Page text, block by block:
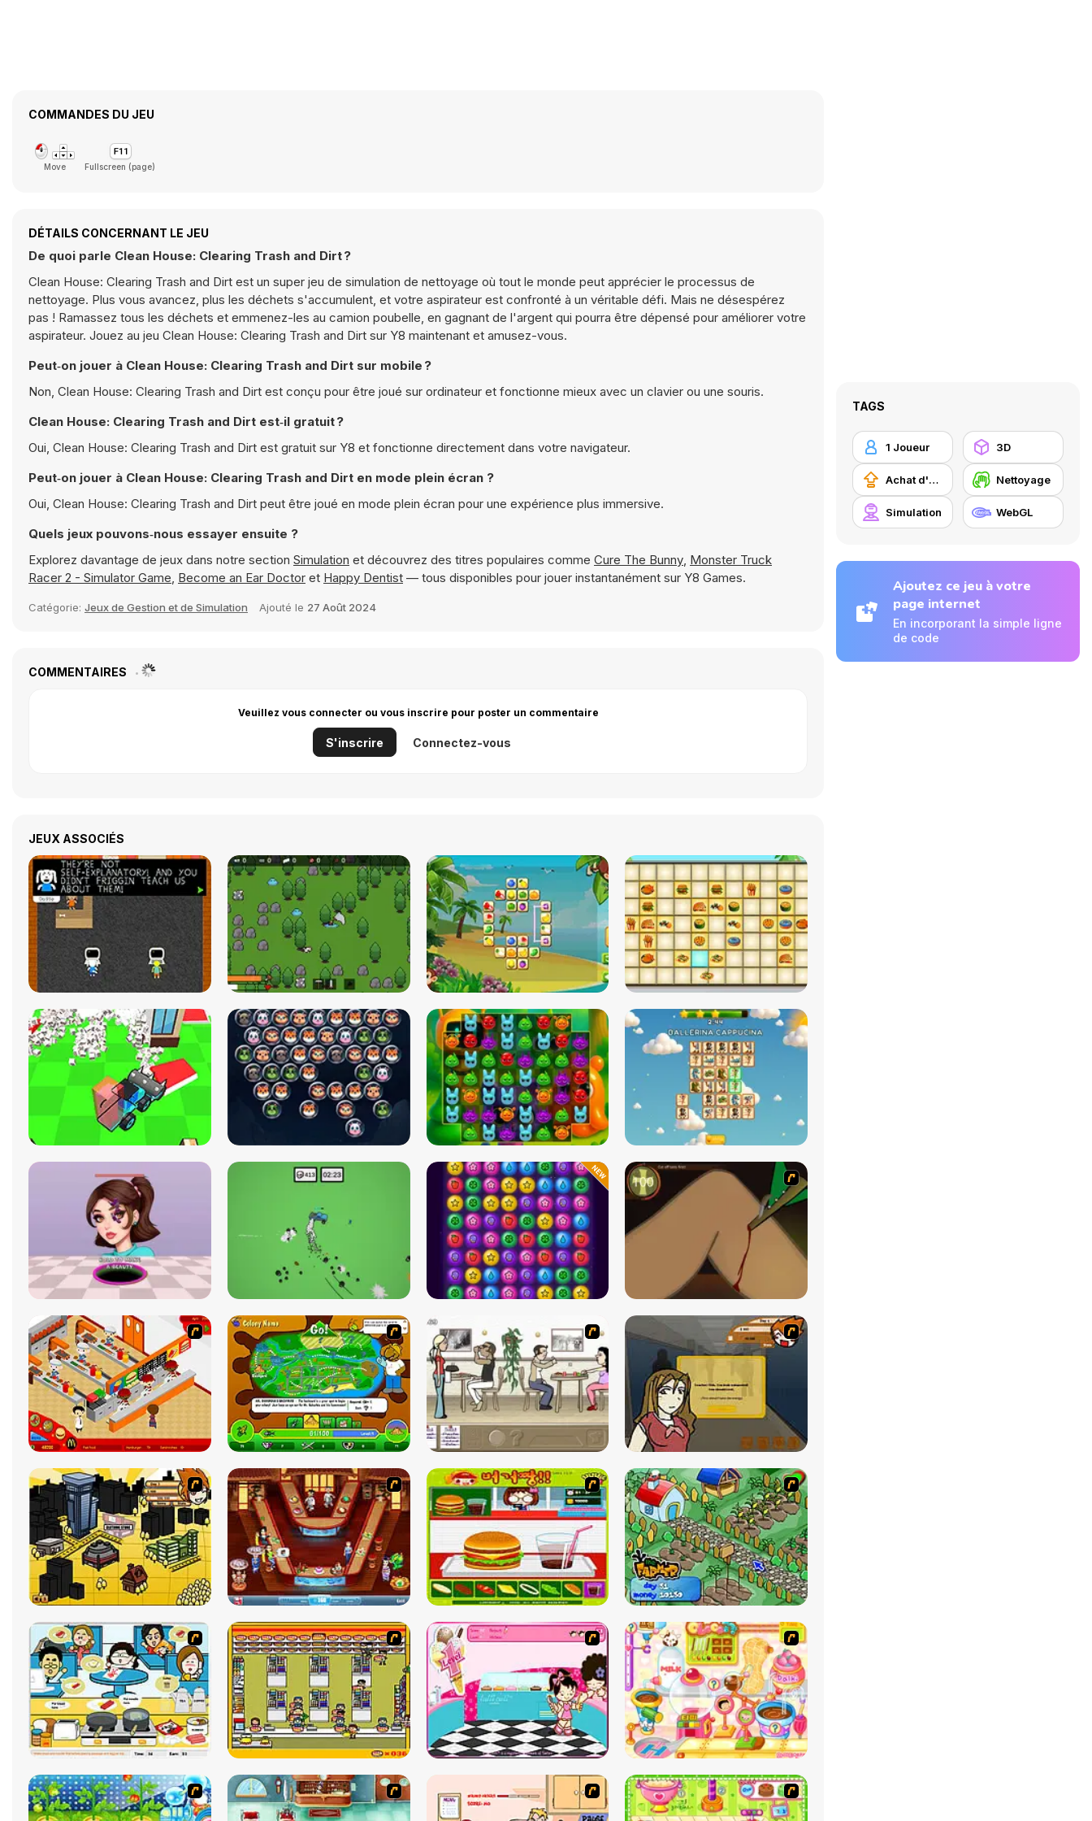
COMMANDES DU JEU
Move Fullscreen (page)
DÉTAILS CONCERNANT LE JEU
De quoi parle Clean House: Clearing Trash and Dirt ?
Clean House: Clearing Trash and Dirt est un super jeu de simulation de nettoyage où tout le monde peut apprécier le processus de
nettoyage. Plus vous avancez, plus les déchets s'accumulent, et votre aspirateur est confronté à un véritable défi. Mais ne désespérez
pas ! Ramassez tous les déchets et emmenez-les au camion poubelle, en gagnant de l'argent qui pourra être dépensé pour améliorer votre
aspirateur. Jouez au jeu Clean House: Clearing Trash and Dirt sur Y8 maintenant et amusez-vous.
Peut‑on jouer à Clean House: Clearing Trash and Dirt sur mobile ?
Non, Clean House: Clearing Trash and Dirt est conçu pour être joué sur ordinateur et fonctionne mieux avec un clavier ou une souris.
Clean House: Clearing Trash and Dirt est‑il gratuit ?
Oui, Clean House: Clearing Trash and Dirt est gratuit sur Y8 et fonctionne directement dans votre navigateur.
Peut‑on jouer à Clean House: Clearing Trash and Dirt en mode plein écran ?
Oui, Clean House: Clearing Trash and Dirt peut être joué en mode plein écran pour une expérience plus immersive.
Quels jeux pouvons‑nous essayer ensuite ?
Explorez davantage de jeux dans notre section Simulation et découvrez des titres populaires comme Cure The Bunny, Monster Truck
Racer 2 - Simulator Game, Become an Ear Doctor et Happy Dentist — tous disponibles pour jouer instantanément sur Y8 Games.
Catégorie: Jeux de Gestion et de Simulation Ajouté le 27 Août 2024
COMMENTAIRES
Veuillez vous connecter ou vous inscrire pour poster un commentaire
S'inscrire Connectez-vous
JEUX ASSOCIÉS
TAGS
1 Joueur 3D
Achat d'améliorations Nettoyage
Simulation WebGL
Ajoutez ce jeu à votre
page internet
En incorporant la simple ligne
de code